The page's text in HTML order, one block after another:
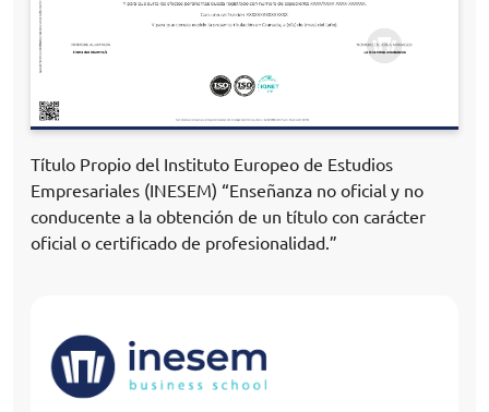
Título Propio del Instituto Europeo de Estudios
Empresariales (INESEM) “Enseñanza no oficial y no
conducente a la obtención de un título con carácter
oficial o certificado de profesionalidad.”